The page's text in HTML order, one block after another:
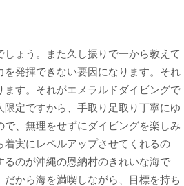
ょう。また久し振りで一から教えて
発揮できない要因になります。それ
す。それがエメラルドダイビングで
定ですから、手取り足取り丁寧にゆ
、無理をせずにダイビングを楽しみ
実にレベルアップさせてくれるの
のが沖縄の恩納村のきれいな海で
から海を満喫しながら、目標を持ち